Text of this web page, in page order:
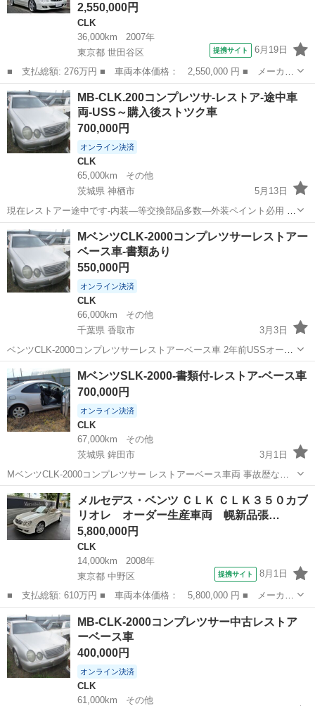
2,550,000円
CLK
36,000km
2007年
東京都 世田谷区
提携サイト 6月19日
■ 支払総額: 276万円 ■ 車両本体価格： 2,550,000 円 ■ メーカー
名： メルセデス・ベンツ ■ 車種名： ＣＬＫ ■ グレード名：
ＣＬＫ３５０カブリオレ カルサイトホワイト ブラック幌（電動オ
ープン） ...
東京 世田谷区 CLK
MB-CLK.200コンプレツサ-レストア-途中車
両-USS～購入後ストツク車
700,000円
オンライン決済
CLK
65,000km
その他
茨城県 神栖市
5月13日
現在レストアー途中です-内装―等交換部品多数―外装ペイント必用 業
者さん又はプライベートでレストアに興味の有る方など 気軽に相談く
ださい メルセデス―ベンツ社がツーリングのベースにした同型の綺麗
なスタイルのクーペです ...
茨城 神栖市
MベンツCLK-2000コンプレツサーレストアー
ベース車-書類あり
550,000円
オンライン決済
CLK
66,000km
その他
千葉県 香取市
3月3日
ベンツCLK-2000コンプレツサーレストアーベース車 2年前USSオーク
ションより購入―その後レストアーの為に保管ストツクの車です 2年
以上放置の車ですのでレストアーでの各部リペアーが必要かと思いま
す レストアーを手...
千葉 香取市
MベンツSLK-2000-書類付-レストア-ベース車
700,000円
オンライン決済
CLK
67,000km
その他
茨城県 鉾田市
3月1日
MベンツCLK-2000コンプレツサー レストアーベース車両 事故歴なし
希望の方問合せ下さい MB-hokota 車輛サービス
茨城 鉾田市
メルセデス・ベンツ ＣＬＫ ＣＬＫ３５０カブ
リオレ オーダー生産車両 幌新品張…
5,800,000円
CLK
14,000km
2008年
東京都 中野区
提携サイト 8月1日
■ 支払総額: 610万円 ■ 車両本体価格： 5,800,000 円 ■ メーカー
名： メルセデス・ベンツ ■ 車種名： ＣＬＫ ■ グレード名：
ＣＬＫ３５０カブリオレ オーダー生産車両 幌新品張り替 白革
■ 排気量...
東京 中野区
MB-CLK-2000コンプレツサー中古レストア
ーベース車
400,000円
オンライン決済
CLK
61,000km
その他